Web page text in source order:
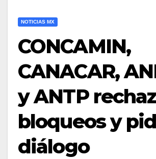
NOTICIAS MX
CONCAMIN,
CANACAR,
y ANTP
bloqueos y
diálogo